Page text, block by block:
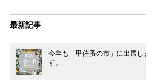
最新記事
今年も「甲佐蚤の市」に出展しま
す。